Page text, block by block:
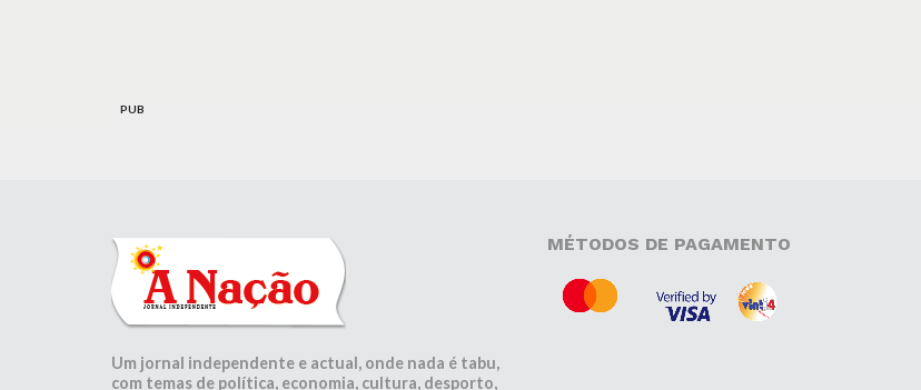
PUB
Um jornal independente e actual, onde nada é tabu,
com temas de política, economia, cultura, desporto,
MÉTODOS DE PAGAMENTO